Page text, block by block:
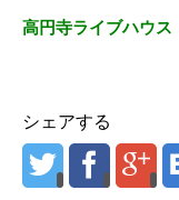
高円寺ライブハウ
シェアする